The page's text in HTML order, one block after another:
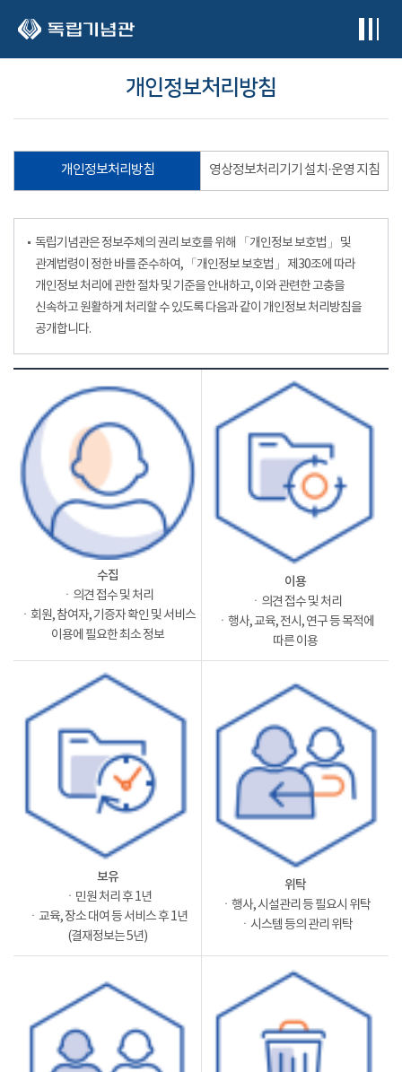
개인정보처리방침
개인정보처리방침 영상정보처리기기 설치·운영 지침
독립기념관은 정보주체의 권리 보호를 위해 「개인정보 보호법」 및
관계법령이 정한 바를 준수하여, 「개인정보 보호법」 제30조에 따라
개인정보 처리에 관한 절차 및 기준을 안내하고, 이와 관련한 고충을
신속하고 원활하게 처리할 수 있도록 다음과 같이 개인정보 처리방침을
공개합니다.
수집
ㆍ의견 접수 및 처리
ㆍ회원, 참여자, 기증자 확인 및 서비스
이용에 필요한 최소 정보
이용
ㆍ의견 접수 및 처리
ㆍ행사, 교육, 전시, 연구 등 목적에
따른 이용
보유
ㆍ민원 처리 후 1년
ㆍ교육, 장소 대여 등 서비스 후 1년
(결재정보는 5년)
위탁
ㆍ행사, 시설관리 등 필요시 위탁
ㆍ시스템 등의 관리 위탁